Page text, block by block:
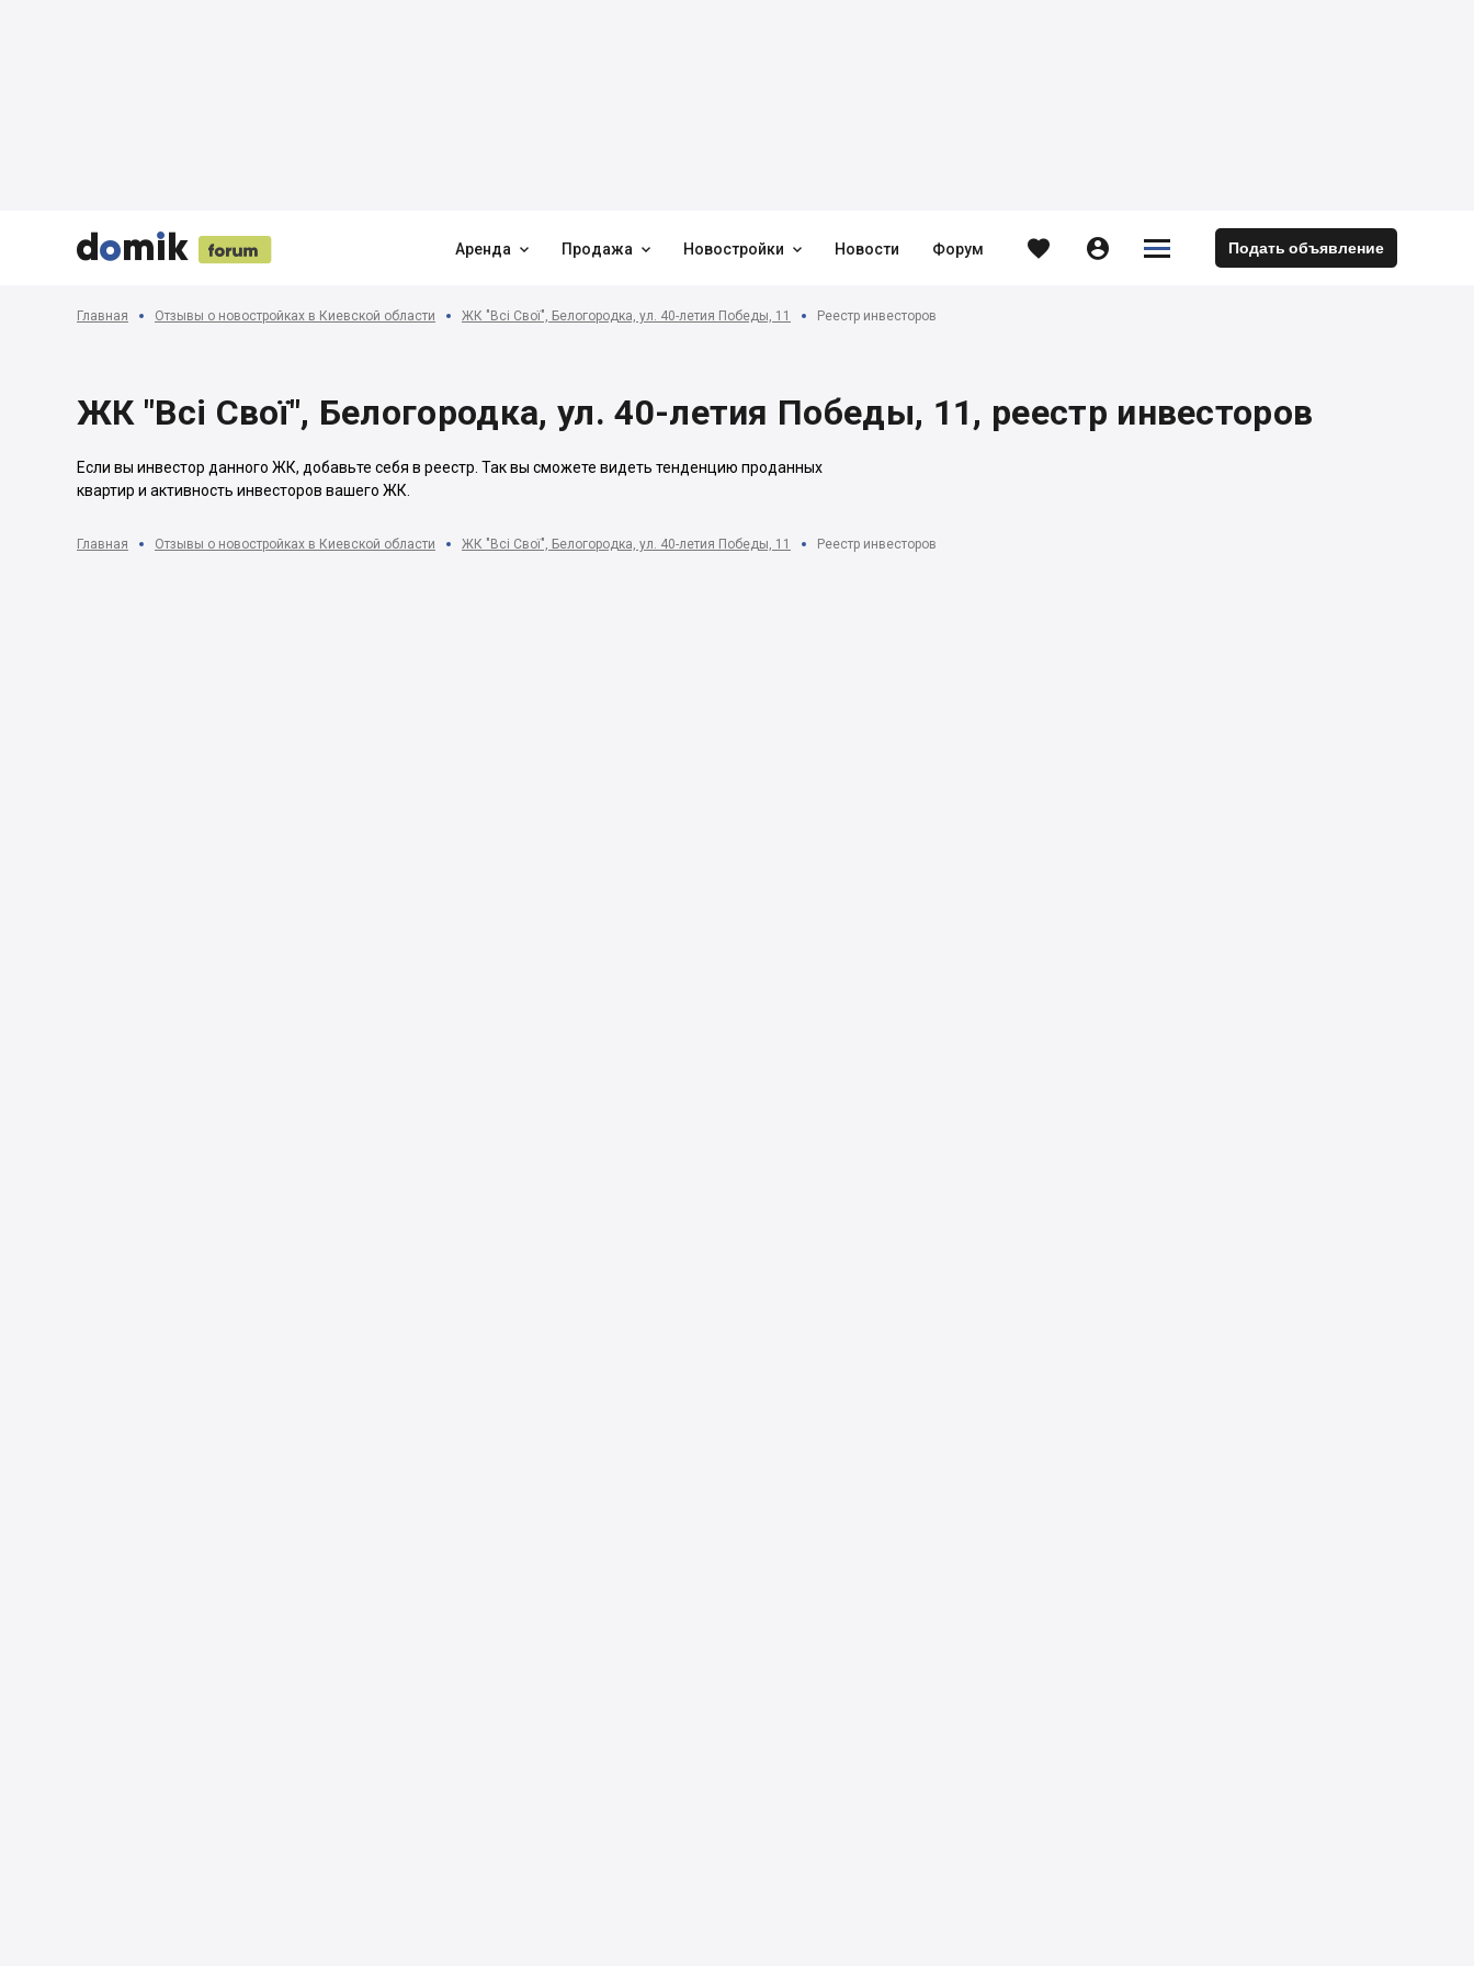


 
 Аренда  Продажа  Новостройки  Новости Форум   

 Подать объявление
Главная Отзывы о новостройках в Киевской области ЖК "Всі Свої", Белогородка, ул. 40-летия Победы, 11 Реестр инвесторов
ЖК "Всі Свої", Белогородка, ул. 40-летия Победы, 11, реестр инвесторов
Если вы инвестор данного ЖК, добавьте себя в реестр. Так вы сможете видеть тенденцию проданных
квартир и активность инвесторов вашего ЖК.
Главная Отзывы о новостройках в Киевской области ЖК "Всі Свої", Белогородка, ул. 40-летия Победы, 11 Реестр инвесторов